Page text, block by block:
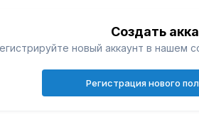
Создать
новый аккаунт в нашем
Регистрация нового